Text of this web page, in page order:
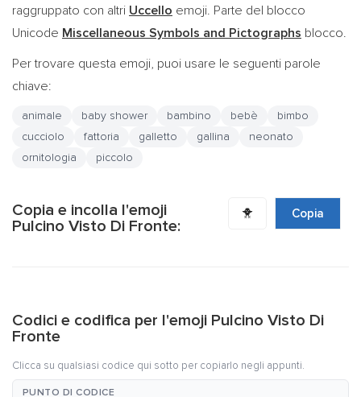
raggruppato con altri Uccello emoji. Parte del blocco
Unicode Miscellaneous Symbols and Pictographs blocco.
Per trovare questa emoji, puoi usare le seguenti parole
chiave:
animale baby shower bambino bebè
bimbo
cucciolo
fattoria galletto gallina
neonato
ornitologia
piccolo
Copia e incolla l'emoji
Pulcino Visto Di Fronte:
🐥 Copia
Codici e codifica per l'emoji Pulcino Visto Di
Fronte
Clicca su qualsiasi codice qui sotto per copiarlo negli appunti.
PUNTO DI CODICE